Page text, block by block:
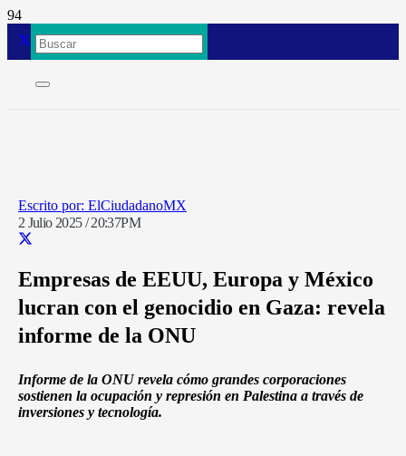
ElCiudadanoMX
2 Julio 2025 / 20:37PM
Empresas de EEUU, Europa y México
lucran con el genocidio en Gaza: revela
informe de la ONU
Informe de la ONU revela cómo grandes corporaciones
sostienen la ocupación y represión en Palestina a través de
inversiones y tecnología.